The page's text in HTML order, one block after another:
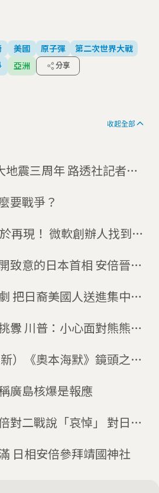
美國 原子彈
第二次世界大戰
亞洲 分享
收起全部
地震三周年 路透社記者走
要戰爭？
再現！ 微軟創辦人找到史
致意的日本首相 安倍晉三
把日裔美國人送進集中營
對熊熊怒
新）《奧本海默》鏡頭之
受害者
廣島核爆是報應
二戰說「哀悼」 對日本
日相安倍參拜靖國神社